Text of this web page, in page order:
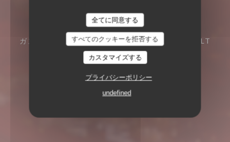
全てに同意する
すべてのクッキーを拒否する
カスタマイズする
プライバシーポリシー
undefined
ガストロパブ 6 ZUIVELMARKT 3500 HASSELT
LUST